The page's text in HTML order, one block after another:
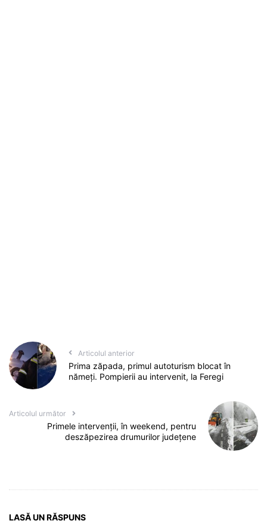
Articolul anterior
Prima zăpada, primul autoturism blocat în
nămeți. Pompierii au intervenit, la Feregi
Articolul următor
Primele intervenții, în weekend, pentru
deszăpezirea drumurilor județene
LASĂ UN RĂSPUNS